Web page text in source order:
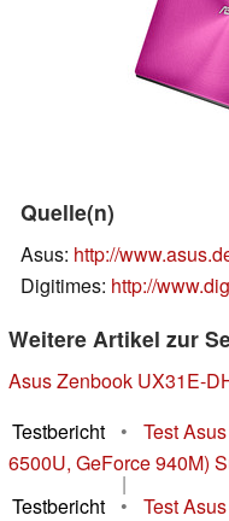
Quelle(n)
Asus: http://
Digitimes: http://
Weitere Artikel zur
Asus Zenbook UX31E-
Testbericht
•
Test
6500U, GeForce 940M)
|
Testbericht
•
Test